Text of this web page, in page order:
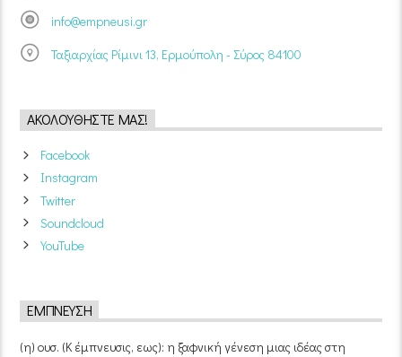
info@empneusi.gr
Ταξιαρχίας Ρίμινι 13, Ερμούπολη - Σύρος 84100
ΑΚΟΛΟΥΘΉΣΤΕ ΜΑΣ!
Facebook
Instagram
Twitter
Soundcloud
YouTube
ΈΜΠΝΕΥΣΗ
(η) ουσ. (Κ έμπνευσις, εως): η ξαφνική γένεση μιας ιδέας στη